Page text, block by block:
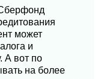
может
и
А вот по
на более